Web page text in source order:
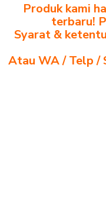
Produk kami
terbaru!
Syarat &
Atau WA / Telp /